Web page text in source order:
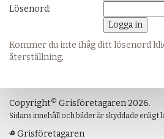
Lösenord:
Kommer du inte ihåg ditt lösenord
återställning.
Copyright© Grisföretagaren 2026.
Sidans innehåll och bilder är skyddade enligt
Grisföretagaren